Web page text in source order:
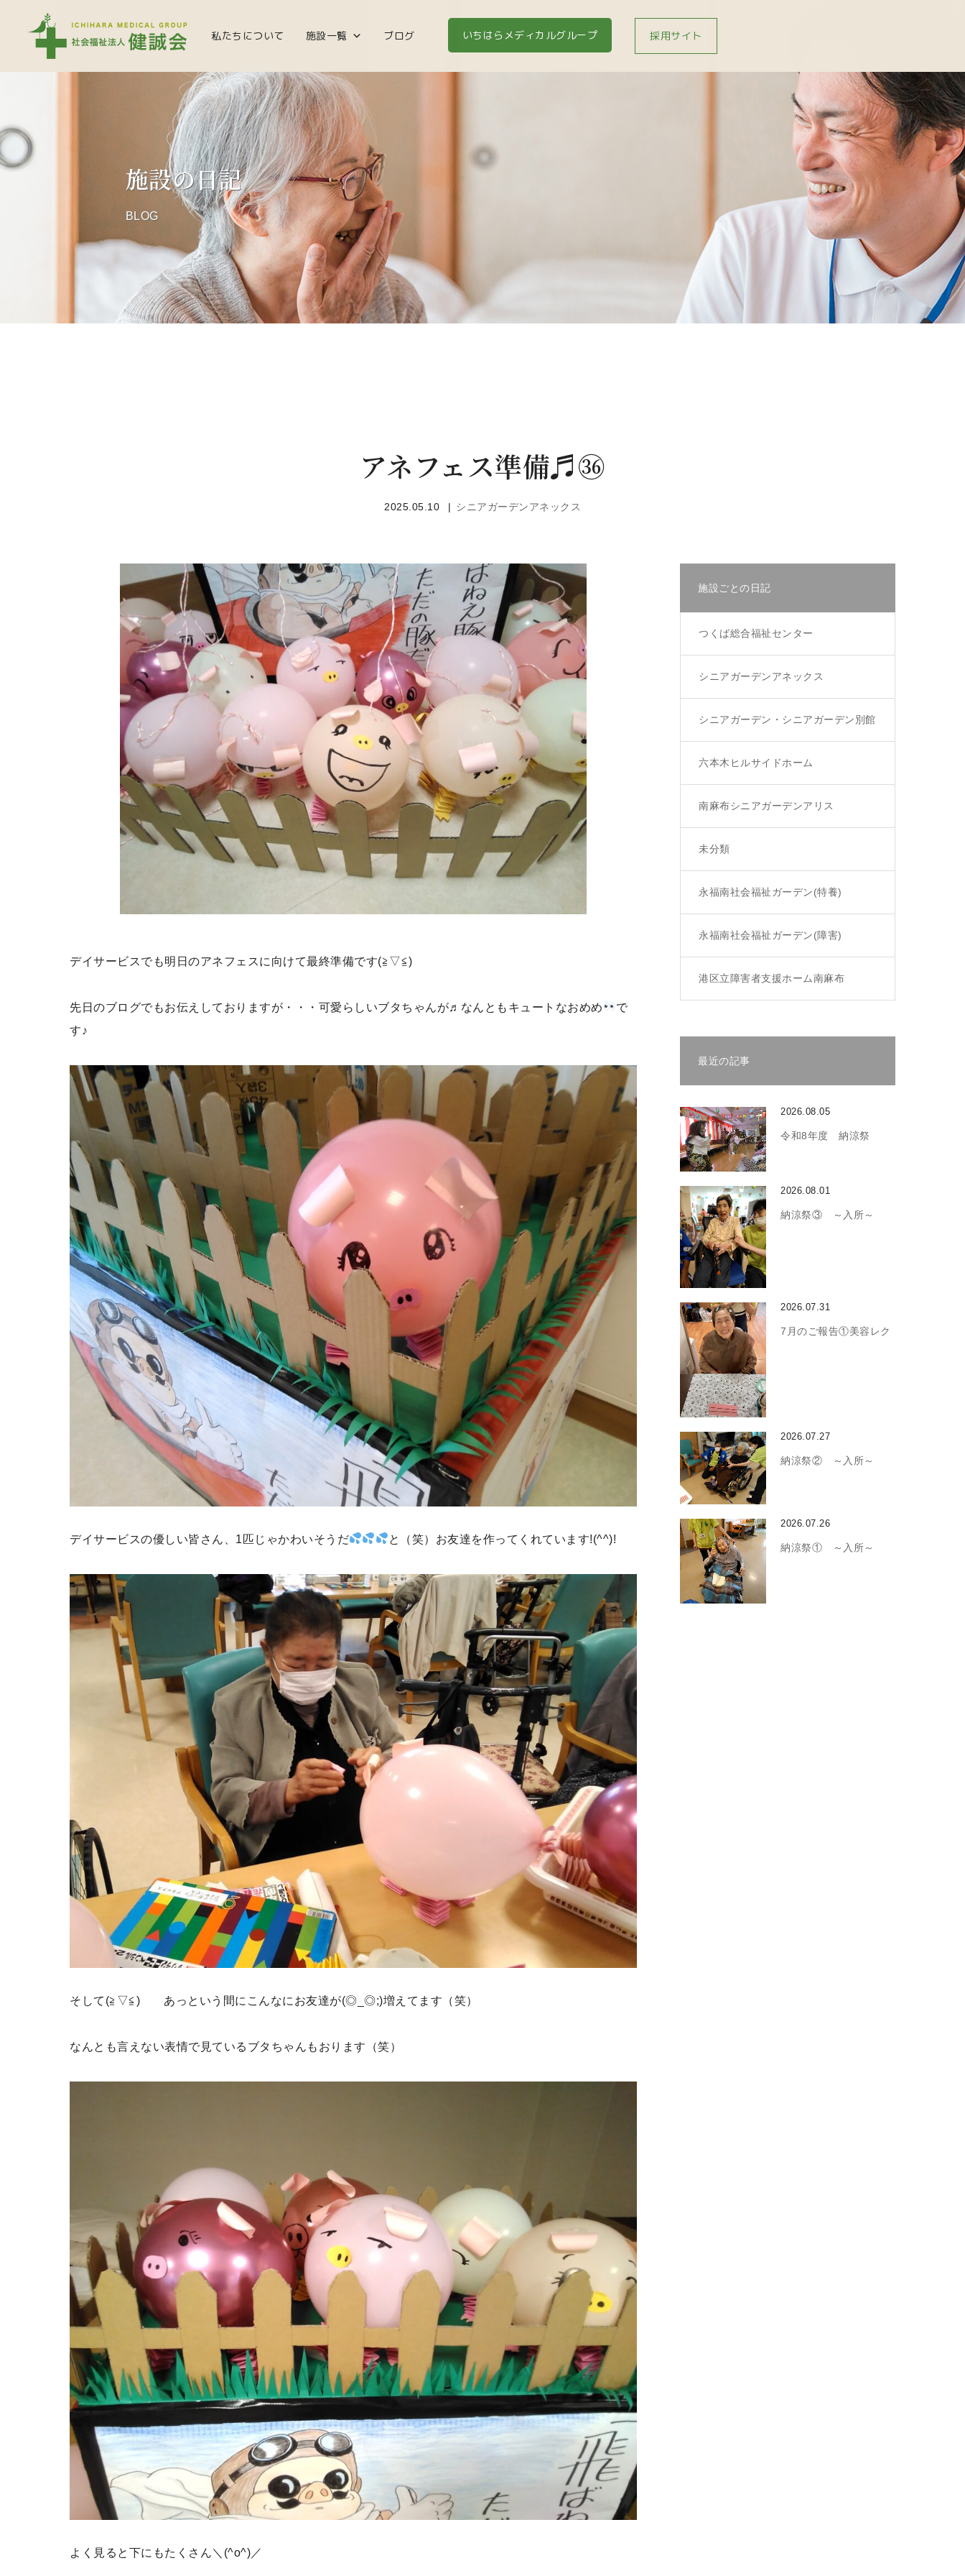
私たちについて 施設一覧 ブログ いちはらメディカルグループ 採用サイト
施設の日記
BLOG
アネフェス準備♬㊱
2025.05.10 シニアガーデンアネックス
デイサービスでも明日のアネフェスに向けて最終準備です(≧▽≦)
先日のブログでもお伝えしておりますが・・・可愛らしいブタちゃんが♬なんともキュートなおめめ
で
す♪
デイサービスの優しい皆さん、1匹じゃかわいそうだ と（笑）お友達を作ってくれています!(^^)!
そして(≧▽≦) あっという間にこんなにお友達が(◎_◎;)増えてます（笑）
なんとも言えない表情で見ているブタちゃんもおります（笑）
よく見ると下にもたくさん＼(^o^)／
施設ごとの日記
つくば総合福祉センター
シニアガーデンアネックス
シニアガーデン・シニアガーデン別館
六本木ヒルサイドホーム
南麻布シニアガーデンアリス
未分類
永福南社会福祉ガーデン(特養)
永福南社会福祉ガーデン(障害)
港区立障害者支援ホーム南麻布
最近の記事
2026.08.05
令和8年度 納涼祭
2026.08.01
納涼祭③ ～入所～
2026.07.31
7月のご報告①美容レク
2026.07.27
納涼祭② ～入所～
2026.07.26
納涼祭① ～入所～